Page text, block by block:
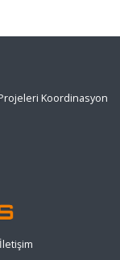
Koordinasyon
İletişim